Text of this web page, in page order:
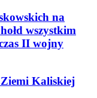
na
wszystkim
II wojny
Kaliskiej